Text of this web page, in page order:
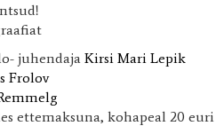
juhendaja Kirsi Mari Lepik
Frolov
ettemaksuna, kohapeal 20 euri